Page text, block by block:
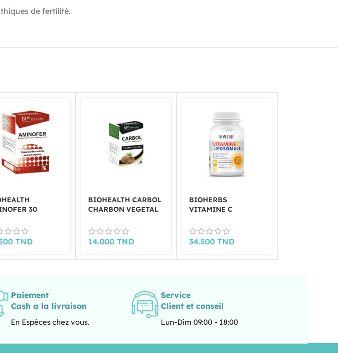
de fertilité.
30
TND
BIOHEALTH CARBOL
CHARBON VEGETAL
14.000TND
BIOHERBS
VITAMINE C
34.500 TND
Paiement
Cash a la livraison
En Espèces chez vous.
Service
Client et conseil
Lun-Dim 09:00 - 18:00